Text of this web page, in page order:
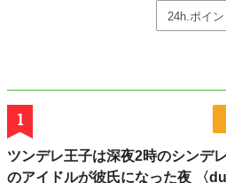
1
ツンデレ王子は深夜2時のシンデ
のアイドルが彼氏になった夜 〈